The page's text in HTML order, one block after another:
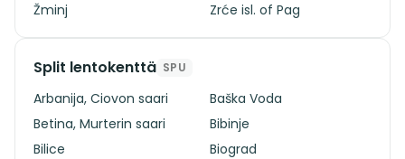
Žminj
Zrće isl. of Pag
Split lentokenttä SPU
Arbanija, Ciovon saari
Baška Voda
Betina, Murterin saari
Bibinje
Bilice
Biograd